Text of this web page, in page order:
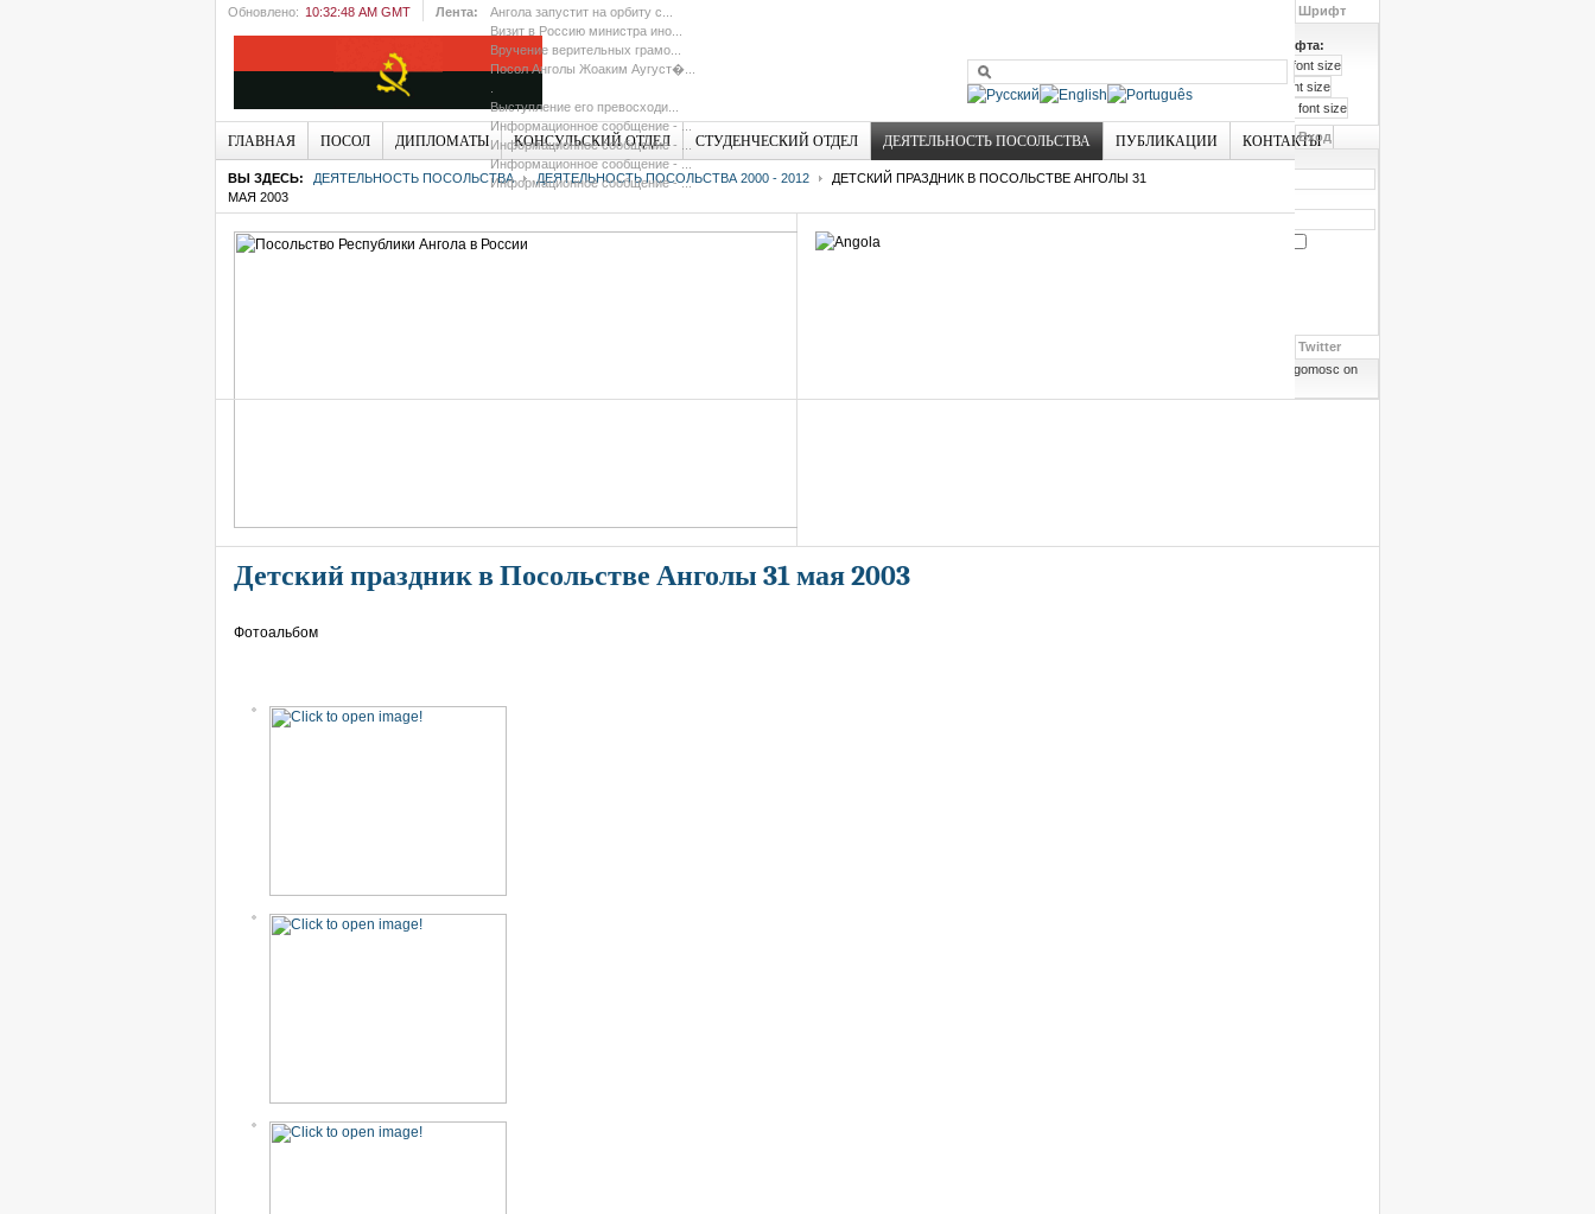
Обновлено: 10:32:48 AM GMT Лента:
Ангола запустит на орбиту с...
Визит в Россию министра ино...
Вручение верительных грамо...
Посол Анголы Жоаким Аугуст�...
Выступление его превосходи...
Информационное сообщение - ...
Информационное сообщение - ...
Информационное сообщение - ...
Информационное сообщение - ...
Шрифт
Размер шрифта:
Вход
Логин
Twitter
Follow angomosc on
ГЛАВНАЯ ПОСОЛ ДИПЛОМАТЫ КОНСУЛЬСКИЙ ОТДЕЛ СТУДЕНЧЕСКИЙ ОТДЕЛ ДЕЯТЕЛЬНОСТЬ ПОСОЛЬСТВА ПУБЛИКАЦИИ КОНТАКТЫ
ВЫ ЗДЕСЬ: ДЕЯТЕЛЬНОСТЬ ПОСОЛЬСТВА ДЕЯТЕЛЬНОСТЬ ПОСОЛЬСТВА 2000 - 2012
ДЕТСКИЙ ПРАЗДНИК В ПОСОЛЬСТВЕ АНГОЛЫ 31
МАЯ 2003
Детский праздник в Посольстве Анголы 31 мая 2003
Фотоальбом